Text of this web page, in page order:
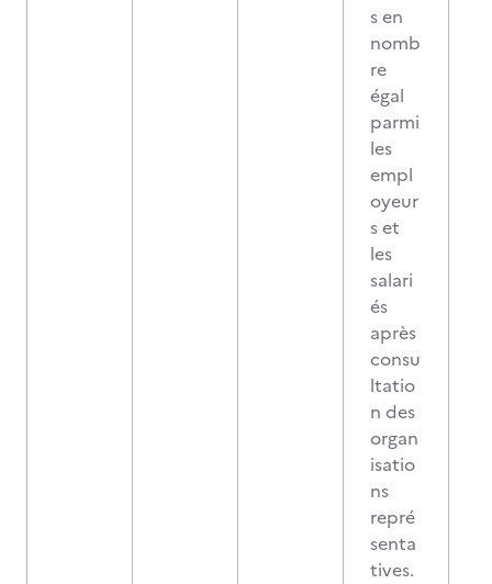
s en
nomb
re
égal
parmi
les
empl
oyeur
s et
les
salari
és
après
consu
ltatio
n des
organ
isatio
ns
repré
senta
tives.